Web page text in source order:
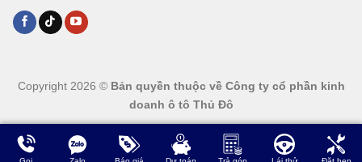
Copyright 2026 © Bản quyền thuộc về Công ty cổ phần kinh
doanh ô tô Thủ Đô